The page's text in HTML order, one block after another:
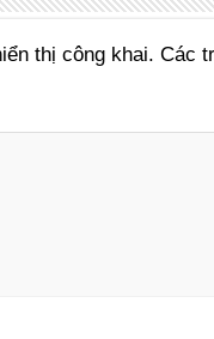
thị công khai. Các